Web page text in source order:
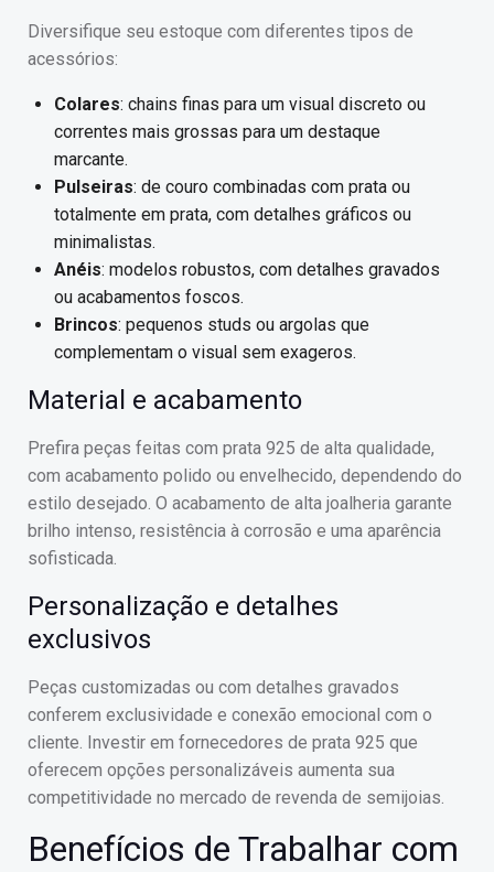
Diversifique seu estoque com diferentes tipos de
acessórios:
Colares: chains finas para um visual discreto ou
correntes mais grossas para um destaque
marcante.
Pulseiras: de couro combinadas com prata ou
totalmente em prata, com detalhes gráficos ou
minimalistas.
Anéis: modelos robustos, com detalhes gravados
ou acabamentos foscos.
Brincos: pequenos studs ou argolas que
complementam o visual sem exageros.
Material e acabamento
Prefira peças feitas com prata 925 de alta qualidade,
com acabamento polido ou envelhecido, dependendo do
estilo desejado. O acabamento de alta joalheria garante
brilho intenso, resistência à corrosão e uma aparência
sofisticada.
Personalização e detalhes
exclusivos
Peças customizadas ou com detalhes gravados
conferem exclusividade e conexão emocional com o
cliente. Investir em fornecedores de prata 925 que
oferecem opções personalizáveis aumenta sua
competitividade no mercado de revenda de semijoias.
Benefícios de Trabalhar com